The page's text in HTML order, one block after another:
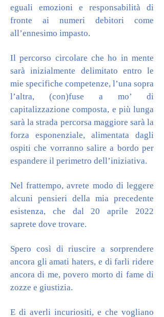
eguali emozioni e responsabilità di
fronte ai numeri debitori come
all’ennesimo impasto.
Il percorso circolare che ho in mente
sarà inizialmente delimitato entro le
mie specifiche competenze, l’una sopra
l’altra, (con)fuse a mo’ di
capitalizzazione composta, e più lunga
sarà la strada percorsa maggiore sarà la
forza esponenziale, alimentata dagli
ospiti che vorranno salire a bordo per
espandere il perimetro dell’iniziativa.
Nel frattempo, avrete modo di leggere
alcuni pensieri della mia precedente
esistenza, che dal 20 aprile 2022
saprete dove trovare.
Spero così di riuscire a sorprendere
ancora gli amati haters, e di farli ridere
ancora di me, povero morto di fame di
zozze e giustizia.
E di averli incuriositi, e che vogliano